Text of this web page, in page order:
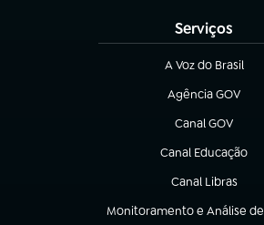
Serviços
A Voz do Brasil
(abre em nova aba)
Agência GOV
(abre em nova
Canal GOV
(abre em nova
Canal Educação
(abre em nova aba)
Canal Libras
(abre em nova
Monitoramento e Análise
(abre em nova aba)